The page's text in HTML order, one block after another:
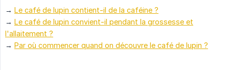
→ Le café de lupin contient-il de la caféine ?
→ Le café de lupin convient-il pendant la grossesse et
l'allaitement ?
→ Par où commencer quand on découvre le café de lupin ?